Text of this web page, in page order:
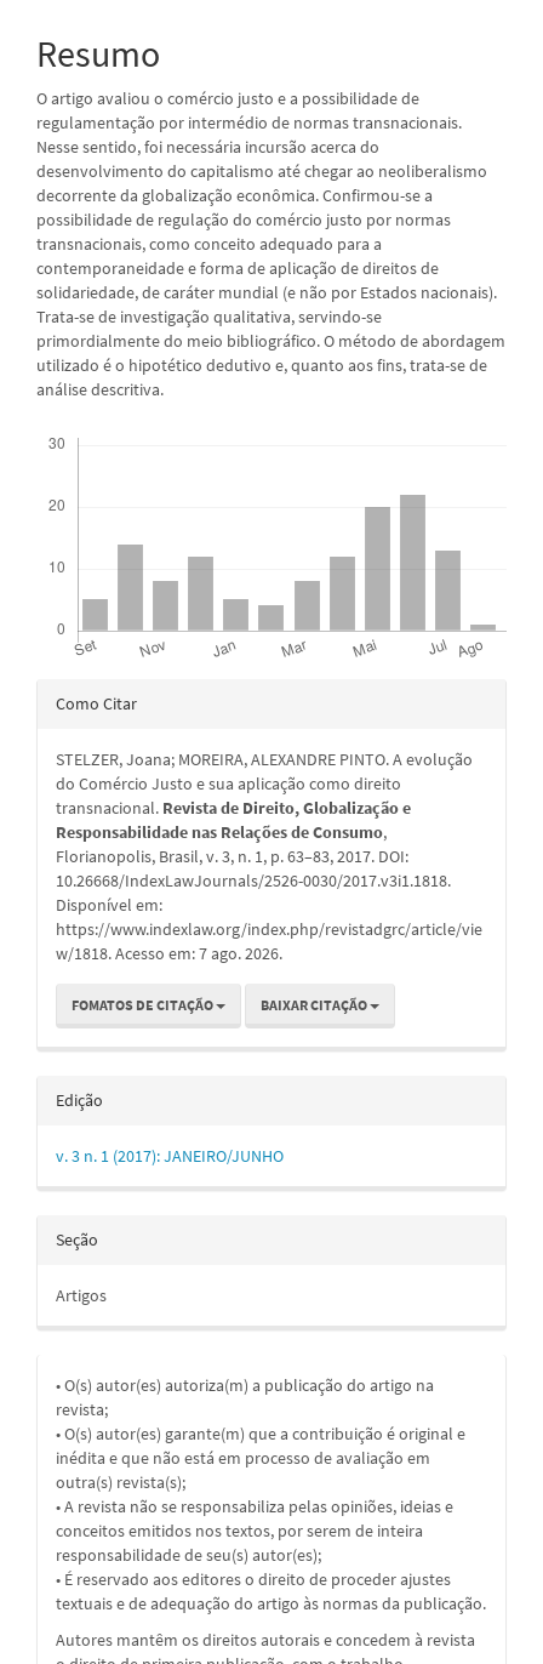
Resumo
O artigo avaliou o comércio justo e a possibilidade de
regulamentação por intermédio de normas transnacionais.
Nesse sentido, foi necessária incursão acerca do
desenvolvimento do capitalismo até chegar ao neoliberalismo
decorrente da globalização econômica. Confirmou-se a
possibilidade de regulação do comércio justo por normas
transnacionais, como conceito adequado para a
contemporaneidade e forma de aplicação de direitos de
solidariedade, de caráter mundial (e não por Estados nacionais).
Trata-se de investigação qualitativa, servindo-se
primordialmente do meio bibliográfico. O método de abordagem
utilizado é o hipotético dedutivo e, quanto aos fins, trata-se de
análise descritiva.
Detalhes
artigo
Como Citar
STELZER, Joana; MOREIRA, ALEXANDRE PINTO. A evolução
do Comércio Justo e sua aplicação como direito
transnacional. Revista de Direito, Globalização e
Responsabilidade nas Relações de Consumo,
Florianopolis, Brasil, v. 3, n. 1, p. 63–83, 2017. DOI:
10.26668/IndexLawJournals/2526-0030/2017.v3i1.1818.
Disponível em:
https://www.indexlaw.org/index.php/revistadgrc/article/vie
w/1818. Acesso em: 7 ago. 2026.
FOMATOS DE CITAÇÃO BAIXAR CITAÇÃO
Edição
v. 3 n. 1 (2017): JANEIRO/JUNHO
Seção
Artigos
• O(s) autor(es) autoriza(m) a publicação do artigo na
revista;
• O(s) autor(es) garante(m) que a contribuição é original e
inédita e que não está em processo de avaliação em
outra(s) revista(s);
• A revista não se responsabiliza pelas opiniões, ideias e
conceitos emitidos nos textos, por serem de inteira
responsabilidade de seu(s) autor(es);
• É reservado aos editores o direito de proceder ajustes
textuais e de adequação do artigo às normas da publicação.
Autores mantêm os direitos autorais e concedem à revista